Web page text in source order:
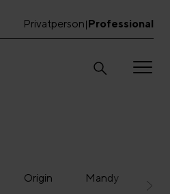
Professional
|
Privatperson
Origin Mandy